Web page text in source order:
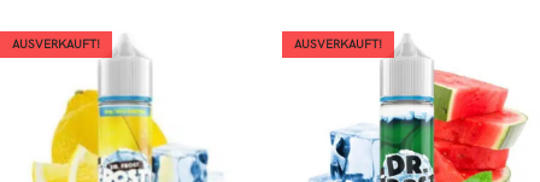
AUSVERKAUFT! AUSVERKAUFT!